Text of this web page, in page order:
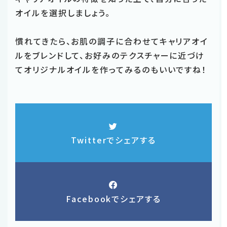
オイルを選択しましょう。
慣れてきたら、お肌の調子に合わせてキャリアオイ
ルをブレンドして、お好みのテクスチャーに近づけ
てオリジナルオイルを作ってみるのもいいですね！
Twitterでシェアする
Facebookでシェアする